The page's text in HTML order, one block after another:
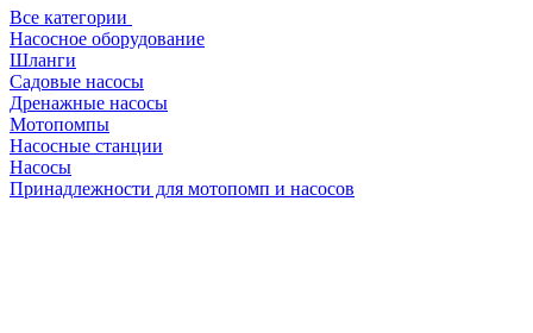
Все категории
Насосное оборудование
Шланги
Садовые насосы
Дренажные насосы
Мотопомпы
Насосные станции
Насосы
Принадлежности для мотопомп и насосов